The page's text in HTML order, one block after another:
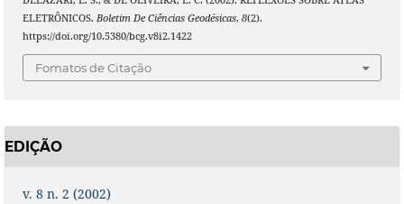
ELETRÔNICOS. Boletim De Ciências Geodésicas, 8(2).
https://doi.org/10.5380/bcg.v8i2.1422
Fomatos de Citação
EDIÇÃO
v. 8 n. 2 (2002)